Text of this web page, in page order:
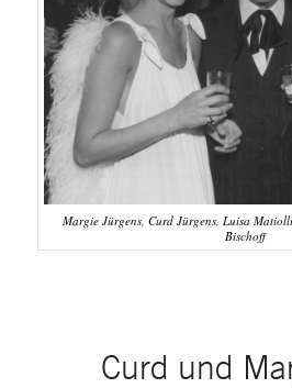
Margie Jürgens, Curd Jürgens, Luisa
Bischoff
Curd und